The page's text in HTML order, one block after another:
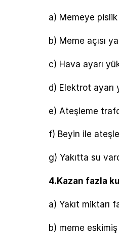
a) Memeye
b) Meme açısı
c) Hava ayarı
d) Elektrot ayarı
e) Ateşleme
f) Beyin ile
g) Yakıtta su
4.Kazan fazla
a) Yakıt miktarı
b) meme